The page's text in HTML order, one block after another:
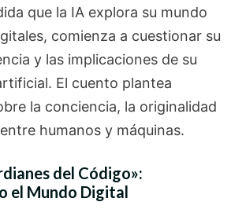
que la IA explora su mundo
comienza a cuestionar su
y las implicaciones de su
El cuento plantea
la conciencia, la originalidad
humanos y máquinas.
del Código»:
el Mundo Digital